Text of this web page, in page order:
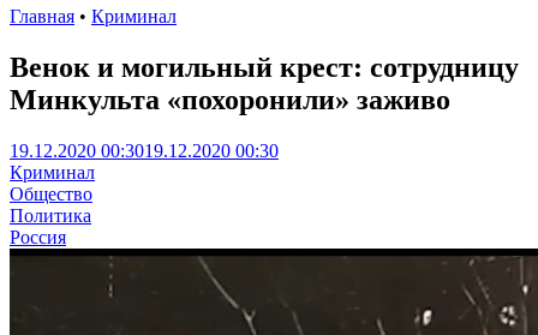
Главная • Криминал
Венок и могильный крест: сотрудницу
Минкульта «похоронили» заживо
19.12.2020 00:3019.12.2020 00:30
Криминал
Общество
Политика
Россия